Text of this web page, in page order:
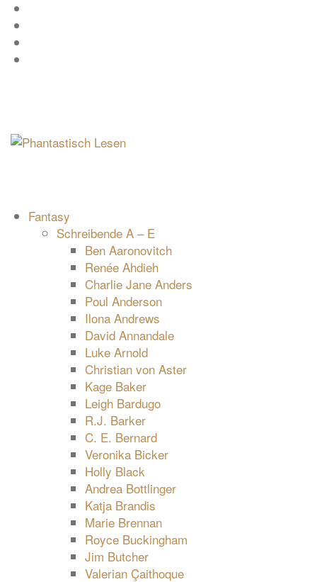
Zum
Inhalt
springen
Fantasy
Schreibende A – E
Ben Aaronovitch
Renée Ahdieh
Charlie Jane Anders
Poul Anderson
Ilona Andrews
David Annandale
Luke Arnold
Christian von Aster
Kage Baker
Leigh Bardugo
R.J. Barker
C. E. Bernard
Veronika Bicker
Holly Black
Andrea Bottlinger
Katja Brandis
Marie Brennan
Royce Buckingham
Jim Butcher
Valerian Çaithoque